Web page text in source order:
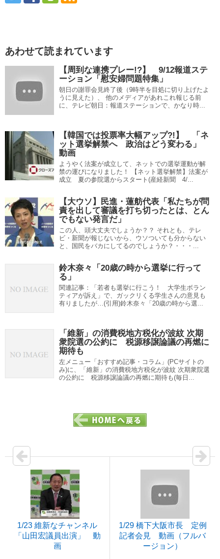
あわせて読まれています
【周到な連携プレー!?】 9/12報道ステ
ーション「慰安婦問題特集」
朝日の謝罪会見終了後（9時半を目処に切り上げたよ
うに見えた）、 他のメディアがあれこれ報じる前
に、テレビ朝日：報道ステーションで、かなり時...
【韓国では投票率大幅アップ?!】 「ネ
ット選挙解禁へ 政治はどう変わる」
動画
ようやく法案が成立して、ネットでの選挙運動が解
禁の運びになりました！ 【ネット選挙解禁】法案が
成立 夏の参院選からスタート(産経新聞 4/...
【大ウソ】民進・蓮舫代表「私たちが問
責を出して審議を打ち切ったとは、とん
でもない発言だ」
この人、頭大丈夫でしょうか？？ それとも、テレ
ビ・新聞が報じないから、ウソついても分からない
と、国民をバカにしてるのでしょうか？・・・...
鈴木奈々「20歳の時から選挙に行って
る」
関連記事：「若者も選挙に行こう！ 大学生ボラン
ティアが訴え」で、ガックリくる学生さんの意見も
有りましたが…(引用)鈴木奈々「20歳の時から選...
「維新」の消費税地方税化が波紋 次期
衆院選の公約に 税源移譲論議の再燃に
期待も
左メニュー「おすすめ記事・コラム」(PCサイトの
み)に、「維新」の消費税地方税化が波紋 次期衆院選
の公約に 税源移譲論議の再燃に期待も(毎日...
1/23 維新なチャンネル
「山田宏議員出演」 動
画
1/29 橋下大阪市長 定例
記者会見 動画（フルバ
ージョン）